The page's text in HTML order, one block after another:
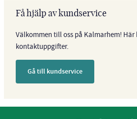
Få hjälp av kundservice
Välkommen till oss på Kalmarhem!
kontaktuppgifter.
Gå till kundservice